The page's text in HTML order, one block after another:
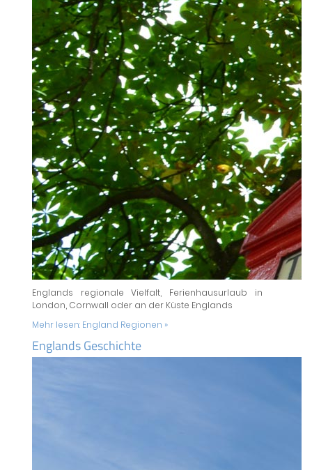
Englands regionale Vielfalt, Ferienhausurlaub in
London, Cornwall oder an der Küste Englands
Mehr lesen: England Regionen »
Englands Geschichte